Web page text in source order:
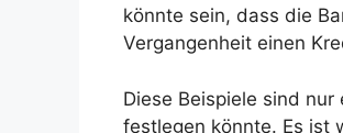
könnte sein, dass die
Vergangenheit einen
Diese Beispiele sind
festlegen könnte. Es ist